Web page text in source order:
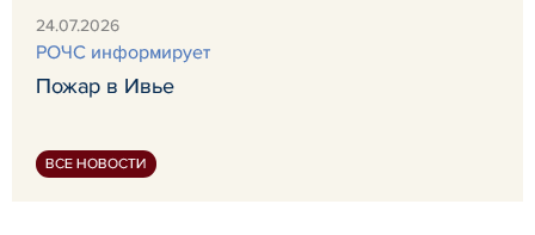
24.07.2026
РОЧС информирует
Пожар в Ивье
ВСЕ НОВОСТИ